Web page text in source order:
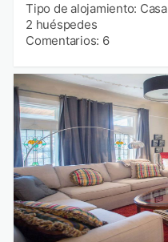
Tipo de alojamiento: Casa
2 huéspedes
Comentarios: 6